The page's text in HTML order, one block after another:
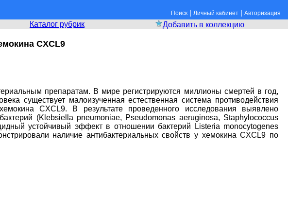
Поиск | Личный кабинет | Авторизация
Каталог рубрик Добавить в коллекцию
CXCL9
препаратам. В мире регистрируются миллионы смертей в год,
существует малоизученная естественная система противодействия
CXCL9. В результате проведенного исследования выявлено
(Klebsiella pneumoniae, Pseudomonas aeruginosa, Staphylococcus
устойчивый эффект в отношении бактерий Listeria monocytogenes
наличие антибактериальных свойств у хемокина CXCL9 по